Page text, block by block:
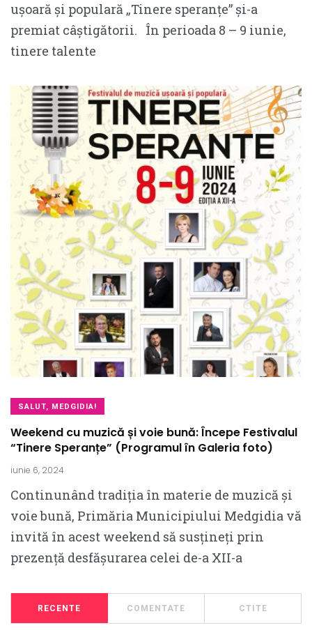
ușoară și populară „Tinere speranțe” și-a
premiat câștigătorii. În perioada 8 – 9 iunie,
tinere talente
SALUT, MEDGIDIA!
Weekend cu muzică și voie bună: Începe Festivalul
“Tinere Speranțe” (Programul în Galeria foto)
iunie 6, 2024
Continunând tradiția în materie de muzică și
voie bună, Primăria Municipiului Medgidia vă
invită în acest weekend să susțineți prin
prezență desfășurarea celei de-a XII-a
RECENTE COMENTATE CTITE